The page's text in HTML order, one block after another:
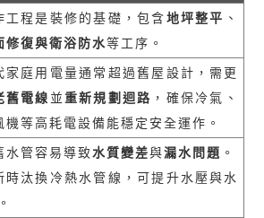
工程是裝修的基礎，包含 地坪整平 、
修復與衛浴防水等工序。
家庭用電量通常超過舊屋設計，需更
舊電線 並 重新規劃迴路 ，確保冷氣、
機等高耗電設備能穩定安全運作。
水管容易導致 水質變差與漏水問題 。
時汰換冷熱水管線，可提升水壓與水